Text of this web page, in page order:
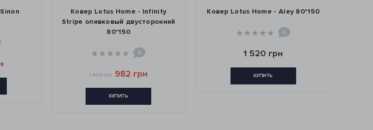
Lotus Home - Infinity
оливковый двусторонний
Ковер Lotus Home - Aley 80*150
Ковер Lotus Home -